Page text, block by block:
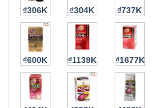
₫306K ₫304K ₫737K
₫600K ₫1139K ₫1677K